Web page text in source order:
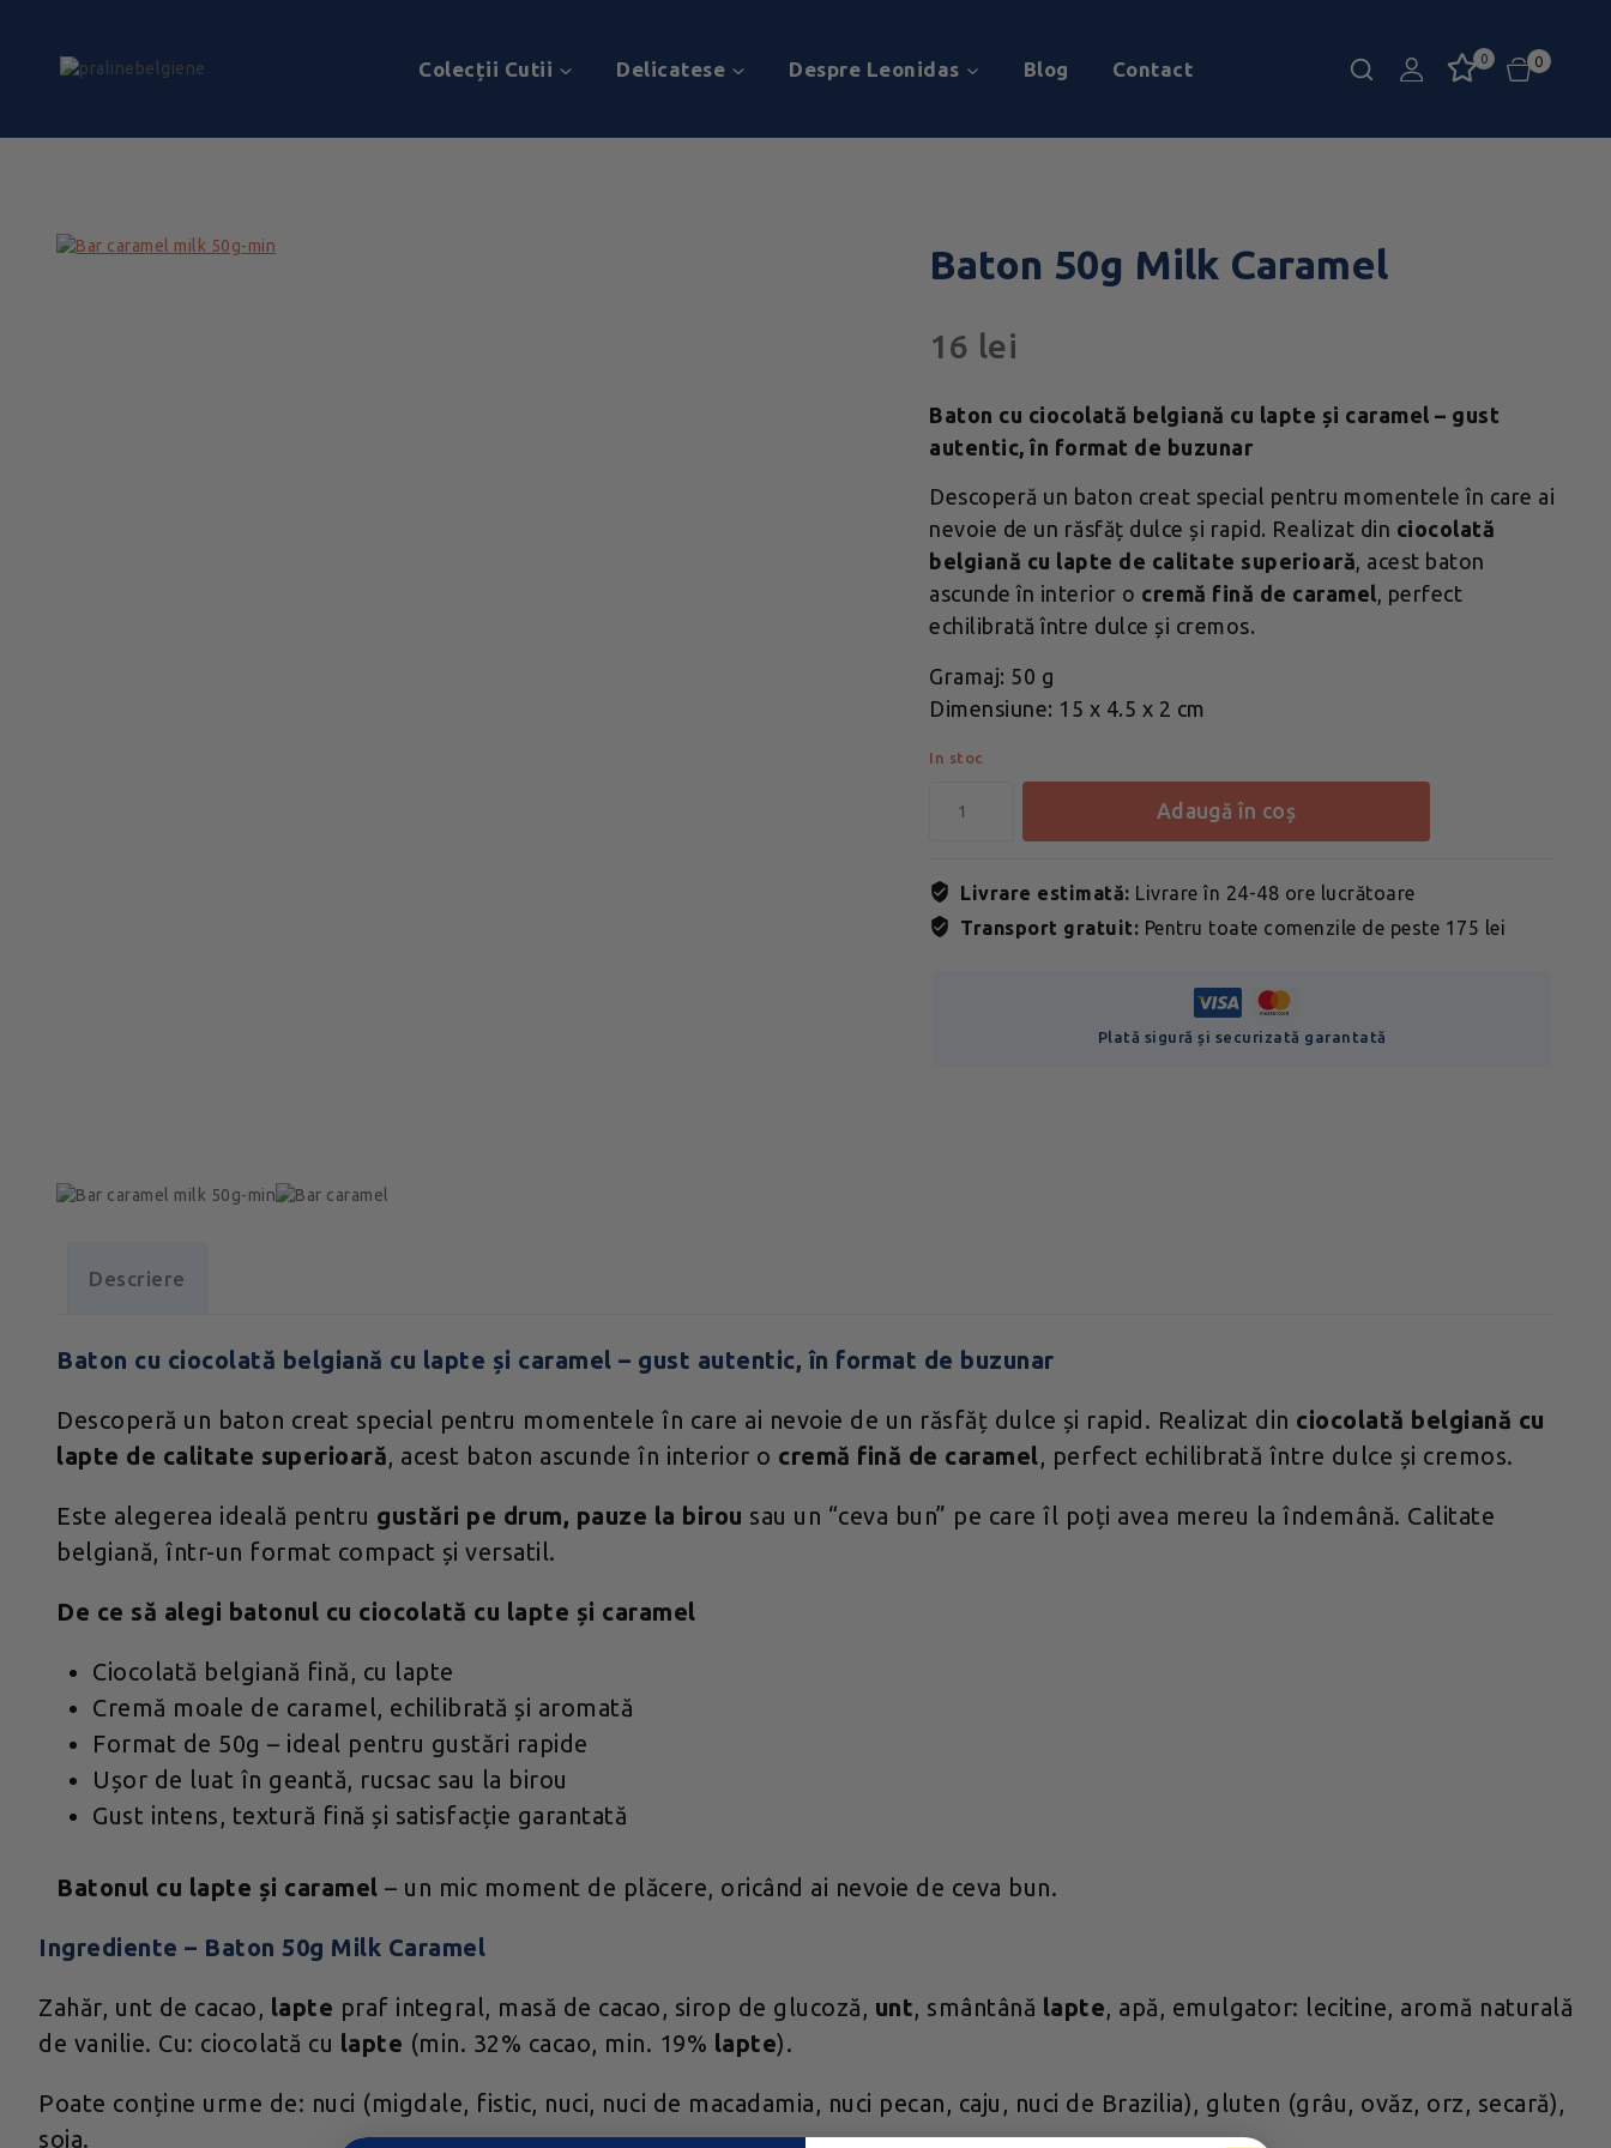
Colecții Cutii Delicatese Despre Leonidas Blog Contact 0 0
Baton 50g Milk Caramel
16 lei
Baton cu ciocolată belgiană cu lapte și caramel – gust
autentic, în format de buzunar
Descoperă un baton creat special pentru momentele în care ai
nevoie de un răsfăț dulce și rapid. Realizat din ciocolată
belgiană cu lapte de calitate superioară, acest baton
ascunde în interior o cremă fină de caramel, perfect
echilibrată între dulce și cremos.
Gramaj: 50 g
Dimensiune: 15 x 4.5 x 2 cm
In stoc
adaugă în coș
Livrare estimată: Livrare în 24-48 ore lucrătoare
Transport gratuit: Pentru toate comenzile de peste 175 lei
Plată sigură și securizată garantată
Descriere
Baton cu ciocolată belgiană cu lapte și caramel – gust autentic, în format de buzunar
Descoperă un baton creat special pentru momentele în care ai nevoie de un răsfăț dulce și rapid. Realizat din ciocolată belgiană cu
lapte de calitate superioară, acest baton ascunde în interior o cremă fină de caramel, perfect echilibrată între dulce și cremos.
Este alegerea ideală pentru gustări pe drum, pauze la birou sau un “ceva bun” pe care îl poți avea mereu la îndemână. Calitate
belgiană, într-un format compact și versatil.
De ce să alegi batonul cu ciocolată cu lapte și caramel
Ciocolată belgiană fină, cu lapte
Cremă moale de caramel, echilibrată și aromată
Format de 50g – ideal pentru gustări rapide
Ușor de luat în geantă, rucsac sau la birou
Gust intens, textură fină și satisfacție garantată
Batonul cu lapte și caramel – un mic moment de plăcere, oricând ai nevoie de ceva bun.
Ingrediente – Baton 50g Milk Caramel
Zahăr, unt de cacao, lapte praf integral, masă de cacao, sirop de glucoză, unt, smântână lapte, apă, emulgator: lecitine, aromă naturală
de vanilie. Cu: ciocolată cu lapte (min. 32% cacao, min. 19% lapte).
Poate conține urme de: nuci (migdale, fistic, nuci, nuci de macadamia, nuci pecan, caju, nuci de Brazilia), gluten (grâu, ovăz, orz, secară),
soia.